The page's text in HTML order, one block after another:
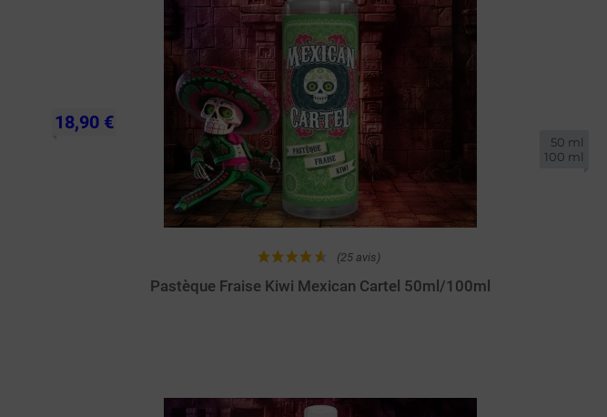
50 ml
100 ml
(25 avis)
Pastèque Fraise Kiwi Mexican Cartel 50ml/100ml
18,90 €